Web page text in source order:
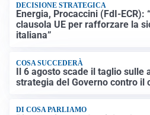
DECISIONE STRATEGICA
Energia, Procaccini (FdI-ECR):
clausola UE per rafforzare la
italiana”
COSA SUCCEDERÀ
Il 6 agosto scade il taglio sulle
strategia del Governo contro il
DI COSA PARLIAMO